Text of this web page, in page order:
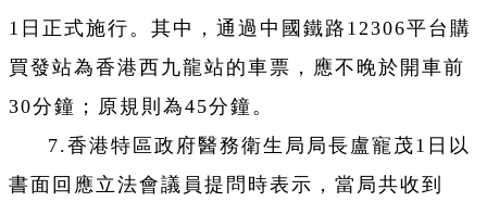
1日正式施行。其中，通過中國鐵路12306平台購
買發站為香港西九龍站的車票，應不晚於開車前
30分鐘；原規則為45分鐘。
7.香港特區政府醫務衛生局局長盧寵茂1日以
書面回應立法會議員提問時表示，當局共收到